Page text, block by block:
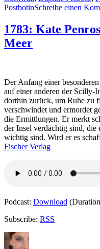
PostbotinSchreibe einen
1783: Kate
Meer
Der Anfang einer
auf einer anderen der
dorthin zurück, um Ruhe zu
verschwindet und ermordet
die Ermittlungen. Er merkt
der Insel verdächtig sind,
wichtig sind. Wird er es
Fischer Verlag
Podcast: Download
Subscribe: RSS
Autor